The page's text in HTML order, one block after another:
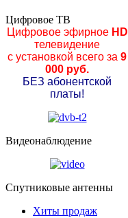
Цифровое ТВ
Цифровое эфирноеHD
телевидение
с установкой всего за 9
000 руб.
БЕЗ абонентской
платы!
Видеонаблюдение
Спутниковые антенны
Хиты продаж